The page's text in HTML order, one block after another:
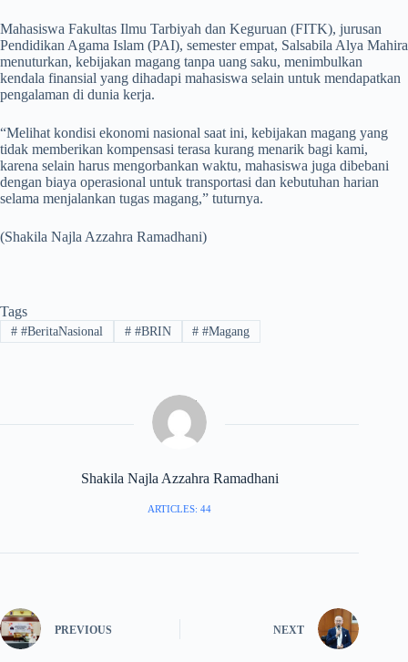
​Mahasiswa Fakultas Ilmu Tarbiyah dan Keguruan (FITK), jurusan
Pendidikan Agama Islam (PAI), semester empat, Salsabila Alya Mahira
menuturkan, kebijakan magang tanpa uang saku, menimbulkan
kendala finansial yang dihadapi mahasiswa selain untuk mendapatkan
pengalaman di dunia kerja.
“Melihat kondisi ekonomi nasional saat ini, kebijakan magang yang
tidak memberikan kompensasi terasa kurang menarik bagi kami,
karena selain harus mengorbankan waktu, mahasiswa juga dibebani
dengan biaya operasional untuk transportasi dan kebutuhan harian
selama menjalankan tugas magang,” tuturnya.
(Shakila Najla Azzahra Ramadhani)
Tags
##BeritaNasional ##BRIN # #Magang
Shakila Najla Azzahra Ramadhani
ARTICLES: 44
PREVIOUS NEXT